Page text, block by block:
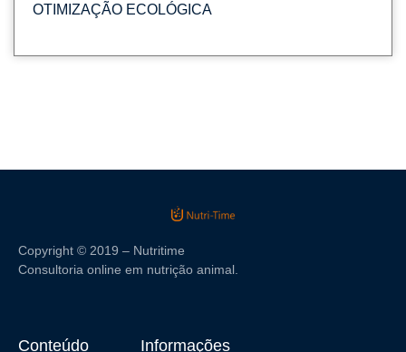
OTIMIZAÇÃO ECOLÓGICA
Copyright © 2019 – Nutritime
Consultoria online em nutrição animal.
Conteúdo Informações